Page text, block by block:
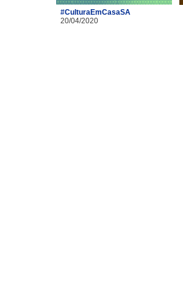
#CulturaEmCasaSA
20/04/2020